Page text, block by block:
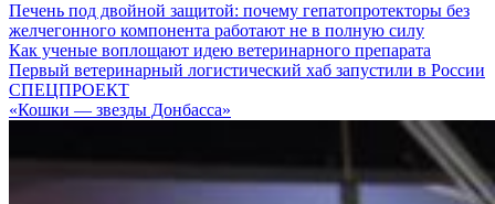
Печень под двойной защитой: почему гепатопротекторы без
желчегонного компонента работают не в полную силу
Как ученые воплощают идею ветеринарного препарата
Первый ветеринарный логистический хаб запустили в России
СПЕЦПРОЕКТ
«Кошки — звезды Донбасса»